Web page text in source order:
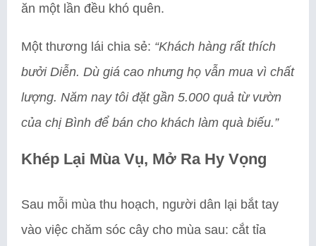
ăn một lần đều khó quên.
Một thương lái chia sẻ: “Khách hàng rất thích
bưởi Diễn. Dù giá cao nhưng họ vẫn mua vì chất
lượng. Năm nay tôi đặt gần 5.000 quả từ vườn
của chị Bình để bán cho khách làm quà biếu.”
Khép Lại Mùa Vụ, Mở Ra Hy Vọng
Sau mỗi mùa thu hoạch, người dân lại bắt tay
vào việc chăm sóc cây cho mùa sau: cắt tỉa